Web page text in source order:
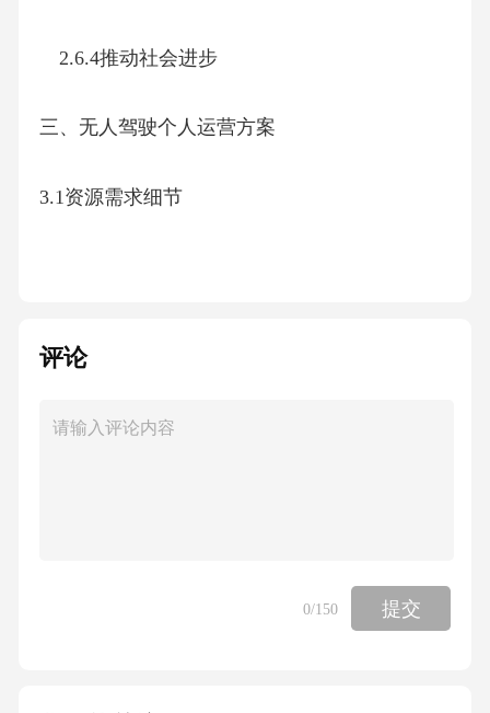
2.6.4推动社会进步
三、无人驾驶个人运营方案
3.1资源需求细节
评论
0/150 提交